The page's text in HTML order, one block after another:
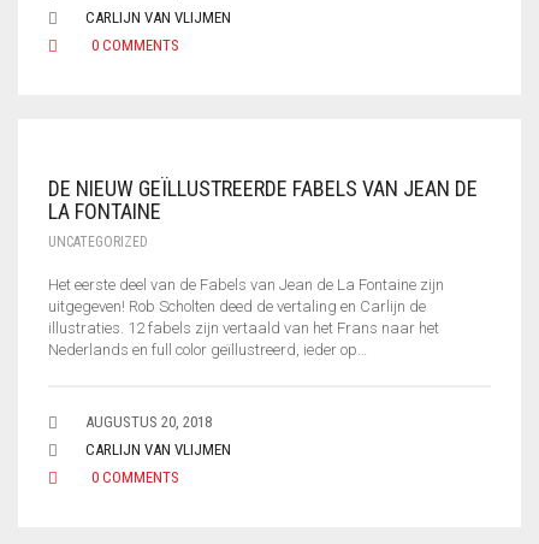
CARLIJN VAN VLIJMEN
0 COMMENTS
DE NIEUW GEÏLLUSTREERDE FABELS VAN JEAN DE
LA FONTAINE
UNCATEGORIZED
Het eerste deel van de Fabels van Jean de La Fontaine zijn
uitgegeven! Rob Scholten deed de vertaling en Carlijn de
illustraties. 12 fabels zijn vertaald van het Frans naar het
Nederlands en full color geïllustreerd, ieder op…
AUGUSTUS 20, 2018
CARLIJN VAN VLIJMEN
0 COMMENTS